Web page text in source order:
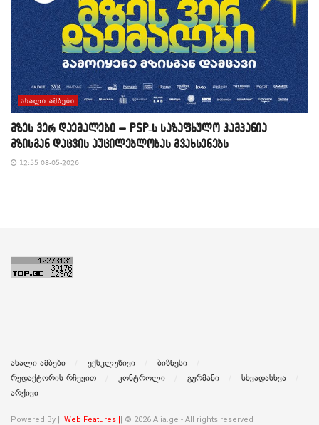
ᲐᲮᲐᲚᲘ ᲐᲛᲑᲔᲑᲘ
მზეს ვერ დაემალები – PSP-ს საზაფხულო კამპანია
მზისგან დაცვის აუცილებლობას გვახსენებს
12:55 08-05-2026
ახალი ამბები ექსკლუზივი
ბიზნესი
რედაქტორის რჩევით
კონტროლი გურმანი
სხვადასხვა
არქივი
Powered By || Web Features || © 2026 Alia.ge - All rights reserved